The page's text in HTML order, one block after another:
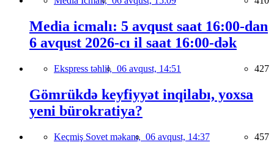
Media icmalı: 5 avqust saat 16:00-dan
6 avqust 2026-cı il saat 16:00-dək
Ekspress təhlil, 06 avqust, 14:51 427
Gömrükdə keyfiyyət inqilabı, yoxsa
yeni bürokratiya?
Keçmiş Sovet məkanı, 06 avqust, 14:37 457